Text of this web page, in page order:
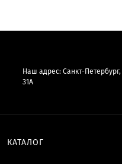
Наш адрес: Санкт-
31А
КАТАЛОГ